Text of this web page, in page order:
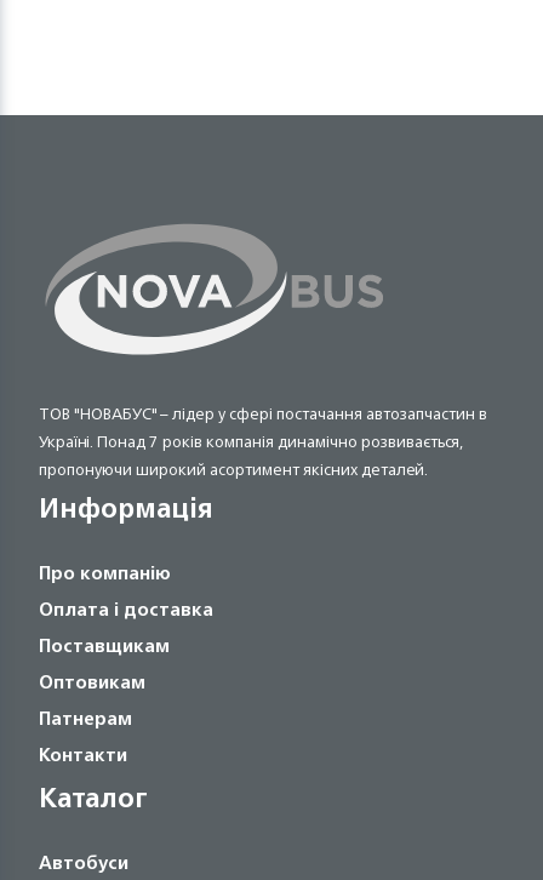
ТОВ "НОВАБУС" – лідер у сфері постачання автозапчастин в
Україні. Понад 7 років компанія динамічно розвивається,
пропонуючи широкий асортимент якісних деталей.
Информація
Про компанію
Оплата і доставка
Поставщикам
Оптовикам
Патнерам
Контакти
Каталог
Автобуси